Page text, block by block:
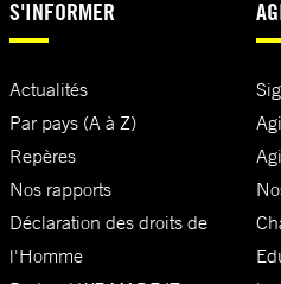
S'INFORMER
Actualités
Par pays (A à Z)
Repères
Nos rapports
Déclaration des droits de
l'Homme